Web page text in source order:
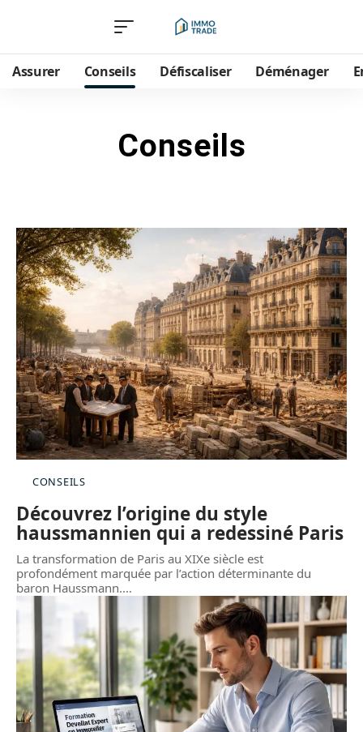
Assurer Conseils Défiscaliser Déménager
Conseils
CONSEILS
Découvrez l’origine du style
haussmannien qui a redessiné Paris
La transformation de Paris au XIXe siècle est
profondément marquée par l’action déterminante du
baron Haussmann.…